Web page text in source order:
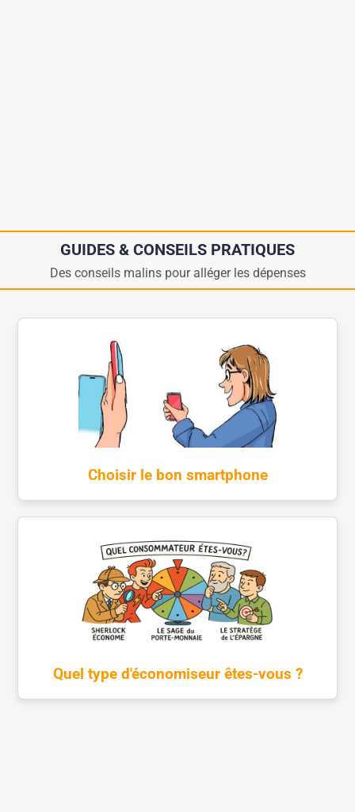
GUIDES & CONSEILS PRATIQUES
Des conseils malins pour alléger les dépenses
Choisir le bon smartphone
Quel type d'économiseur êtes-vous ?